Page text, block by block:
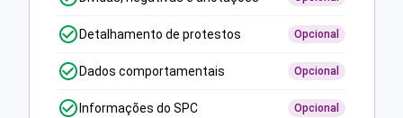
Detalhamento de protestos Opcional
Dados comportamentais Opcional
Informações do SPC Opcional